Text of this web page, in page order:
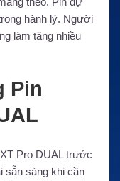
hành lý. Người
làm tăng nhiều
Pin
Pro DUAL trước
sẵn sàng khi cần